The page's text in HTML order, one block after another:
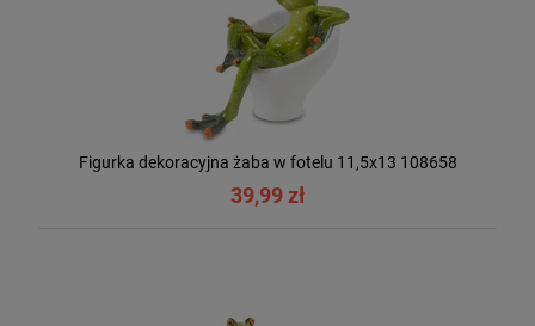
Figurka dekoracyjna żaba w fotelu 11,5x13 108658
39,99 zł